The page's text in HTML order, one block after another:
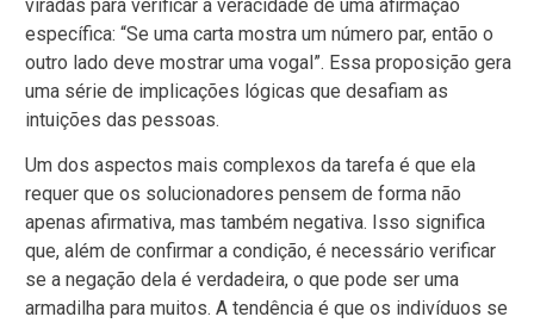
viradas para verificar a veracidade de uma afirmação
específica: “Se uma carta mostra um número par, então o
outro lado deve mostrar uma vogal”. Essa proposição gera
uma série de implicações lógicas que desafiam as
intuições das pessoas.
Um dos aspectos mais complexos da tarefa é que ela
requer que os solucionadores pensem de forma não
apenas afirmativa, mas também negativa. Isso significa
que, além de confirmar a condição, é necessário verificar
se a negação dela é verdadeira, o que pode ser uma
armadilha para muitos. A tendência é que os indivíduos se